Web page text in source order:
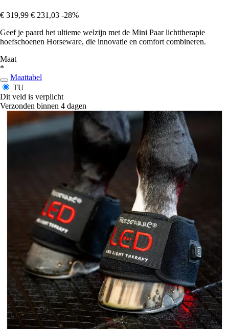
€ 319,99 € 231,03 -28%
Geef je paard het ultieme welzijn met de Mini Paar lichttherapie
hoefschoenen Horseware, die innovatie en comfort combineren.
Maat
*
Maattabel
TU
Dit veld is verplicht
Verzonden binnen 4 dagen